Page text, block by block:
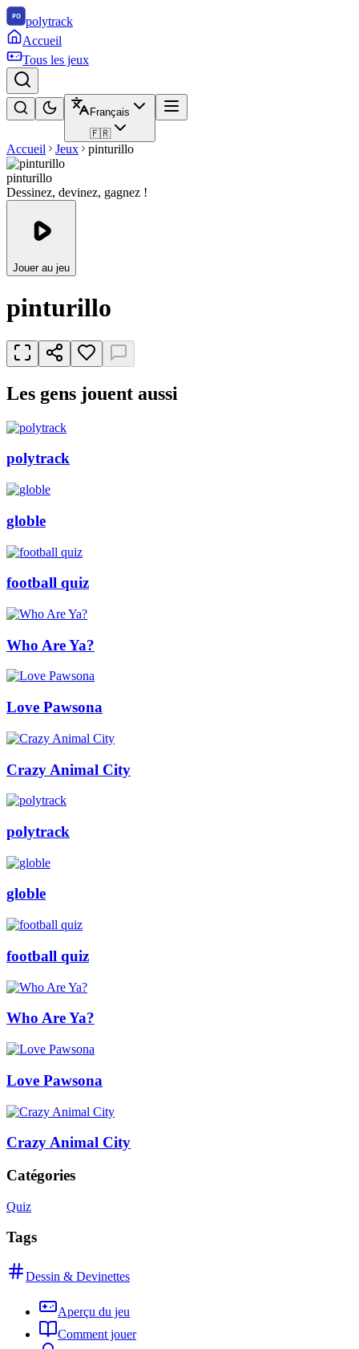
polytrack
Accueil
Tous les jeux
Français
🇫🇷
Accueil Jeux pinturillo
pinturillo
Dessinez, devinez, gagnez !
Jouer au jeu
pinturillo
Les gens jouent aussi
polytrack
globle
football quiz
Who Are Ya?
Love Pawsona
Crazy Animal City
polytrack
globle
football quiz
Who Are Ya?
Love Pawsona
Crazy Animal City
Catégories
Quiz
Tags
Dessin & Devinettes
Aperçu du jeu
Comment jouer